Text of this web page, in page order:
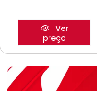
Ver
preço